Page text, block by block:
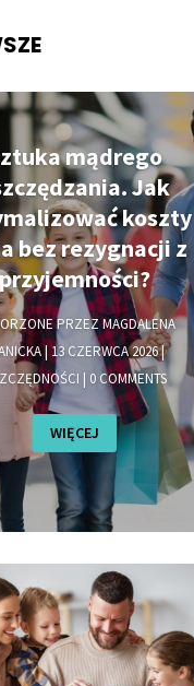
mądrego
Jak
koszty
bez rezygnacji z
PRZEZMAGDALENA
|13 CZERWCA 2026|
| 0 COMMENTS
WIĘCEJ